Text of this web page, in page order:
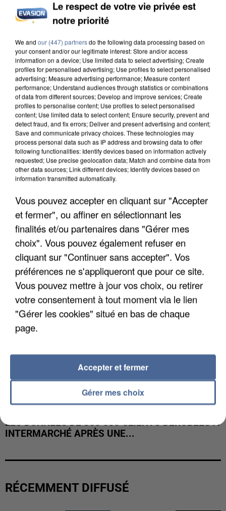
INTERPELLÉ EN ALGÉRIE
UNE TOURISTE DE L’OISE EMPORTÉE PAR UNE
COULÉE DE BOUE EN HAUTE-SAVOIE
LES DONNÉES DE 300 000 CLIENTS DÉROBÉES À
INTERMARCHÉ APRÈS UNE...
RÉCEMMENT DIFFUSÉ
Le respect de votre vie privée est
notre priorité
We and our (447) partnersdo the following data processing based on
your consent and/or our legitimate interest: Store and/or access
information on a device; Use limited data to select advertising; Create
profiles for personalised advertising; Use profiles to select personalised
advertising; Measure advertising performance; Measure content
performance; Understand audiences through statistics or combinations
of data from different sources; Develop and improve services; Create
profiles to personalise content; Use profiles to select personalised
content; Use limited data to select content; Ensure security, prevent and
detect fraud, and fix errors; Deliver and present advertising and content;
Save and communicate privacy choices. These technologies may
process personal data such as IP address and browsing data to offer
following functionalities: Identify devices based on information actively
requested; Use precise geolocation data; Match and combine data from
other data sources; Link different devices; Identify devices based on
information transmitted automatically.
Vous pouvez accepter en cliquant sur "Accepter
et fermer", ou affiner en sélectionnant les
finalités et/ou partenaires dans "Gérer mes
choix". Vous pouvez également refuser en
cliquant sur "Continuer sans accepter". Vos
préférences ne s'appliqueront que pour ce site.
Vous pouvez mettre à jour vos choix, ou retirer
votre consentement à tout moment via le lien
"Gérer les cookies" situé en bas de chaque
page.
Gérer mes choix
Accepter et fermer